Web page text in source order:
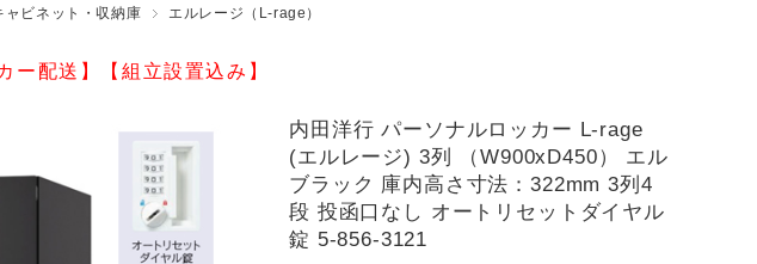
ャビネット・収納庫 エルレージ（L-rage）
ー配送】【組立設置込み】
内田洋行 パーソナルロッカー L-rage
(エルレージ) 3列 （W900xD450） エル
ブラック 庫内高さ寸法：322mm 3列4
段 投函口なし オートリセットダイヤル
錠 5-856-3121